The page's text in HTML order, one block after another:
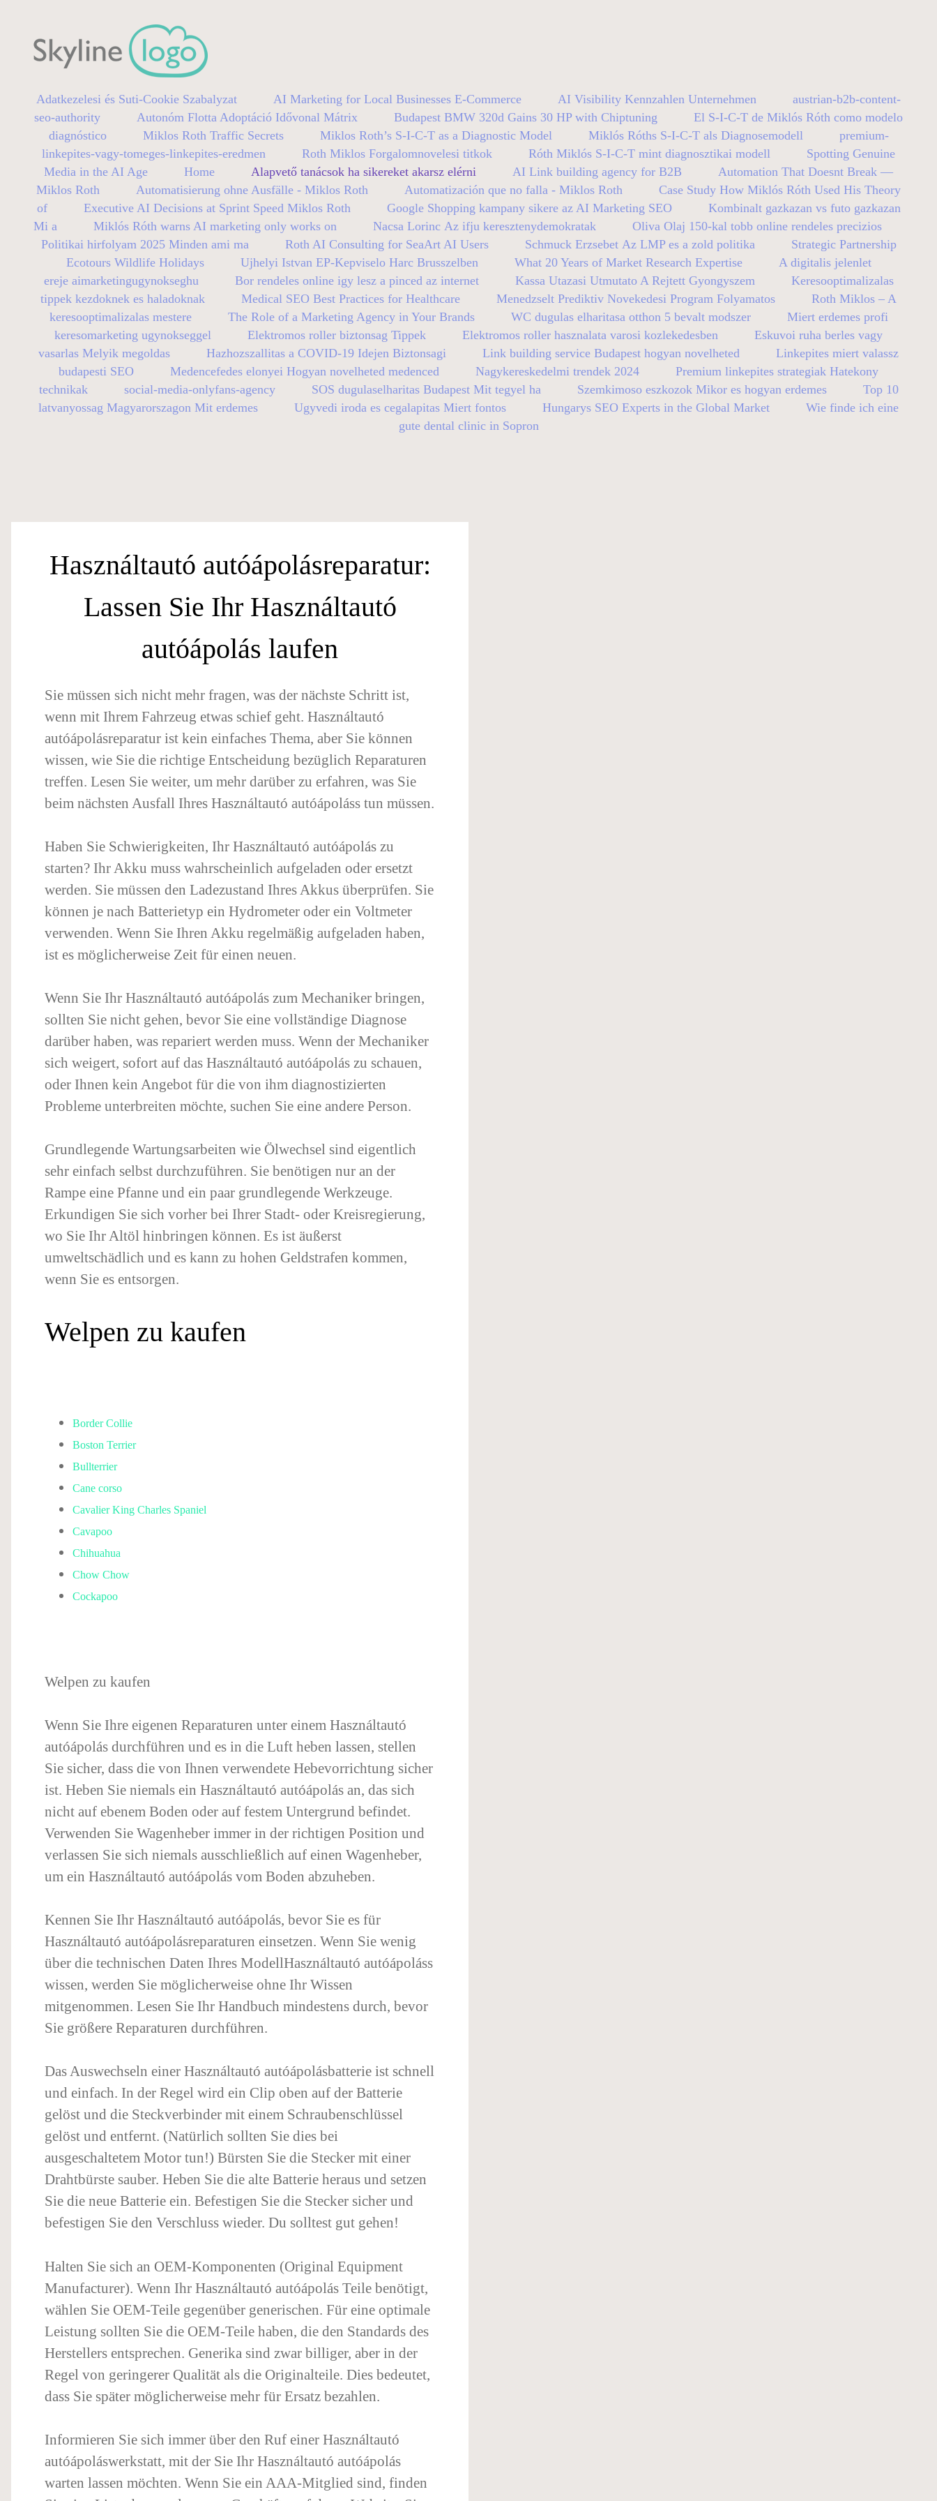
Adatkezelesi és Suti-Cookie Szabalyzat AI Marketing for Local Businesses E-Commerce AI Visibility Kennzahlen Unternehmen
austrian-b2b-content-
seo-authority
Autonóm Flotta Adoptáció Idővonal Mátrix Budapest BMW 320d Gains 30 HP with Chiptuning
El S-I-C-T de Miklós Róth como modelo
diagnóstico
Miklos Roth Traffic Secrets Miklos Roth’s S-I-C-T as a Diagnostic Model Miklós Róths S-I-C-T als Diagnosemodell
premium-
linkepites-vagy-tomeges-linkepites-eredmen
Roth Miklos Forgalomnovelesi titkok Róth Miklós S-I-C-T mint diagnosztikai modell
Spotting Genuine
Media in the AI Age
Home Alapvető tanácsok ha sikereket akarsz elérni AI Link building agency for B2B
Automation That Doesnt Break —
Miklos Roth
Automatisierung ohne Ausfälle - Miklos Roth Automatización que no falla - Miklos Roth
Case Study How Miklós Róth Used His Theory
of
Executive AI Decisions at Sprint Speed Miklos Roth Google Shopping kampany sikere az AI Marketing SEO
Kombinalt gazkazan vs futo gazkazan
Mi a
Miklós Róth warns AI marketing only works on Nacsa Lorinc Az ifju keresztenydemokratak
Oliva Olaj 150-kal tobb online rendeles precizios
Politikai hirfolyam 2025 Minden ami ma
Roth AI Consulting for SeaArt AI Users Schmuck Erzsebet Az LMP es a zold politika
Strategic Partnership
Ecotours Wildlife Holidays
Ujhelyi Istvan EP-Kepviselo Harc Brusszelben What 20 Years of Market Research Expertise
A digitalis jelenlet
ereje aimarketingugynokseghu
Bor rendeles online igy lesz a pinced az internet Kassa Utazasi Utmutato A Rejtett Gyongyszem
Keresooptimalizalas
tippek kezdoknek es haladoknak
Medical SEO Best Practices for Healthcare Menedzselt Prediktiv Novekedesi Program Folyamatos
Roth Miklos – A
keresooptimalizalas mestere
The Role of a Marketing Agency in Your Brands WC dugulas elharitasa otthon 5 bevalt modszer
Miert erdemes profi
keresomarketing ugynokseggel
Elektromos roller biztonsag Tippek Elektromos roller hasznalata varosi kozlekedesben
Eskuvoi ruha berles vagy
vasarlas Melyik megoldas
Hazhozszallitas a COVID-19 Idejen Biztonsagi Link building service Budapest hogyan novelheted
Linkepites miert valassz
budapesti SEO
Medencefedes elonyei Hogyan novelheted medenced Nagykereskedelmi trendek 2024
Premium linkepites strategiak Hatekony
technikak
social-media-onlyfans-agency SOS dugulaselharitas Budapest Mit tegyel ha Szemkimoso eszkozok Mikor es hogyan erdemes
Top 10
latvanyossag Magyarorszagon Mit erdemes
Ugyvedi iroda es cegalapitas Miert fontos Hungarys SEO Experts in the Global Market
Wie finde ich eine
gute dental clinic in Sopron
Használtautó autóápolásreparatur:
Lassen Sie Ihr Használtautó
autóápolás laufen
Sie müssen sich nicht mehr fragen, was der nächste Schritt ist,
wenn mit Ihrem Fahrzeug etwas schief geht. Használtautó
autóápolásreparatur ist kein einfaches Thema, aber Sie können
wissen, wie Sie die richtige Entscheidung bezüglich Reparaturen
treffen. Lesen Sie weiter, um mehr darüber zu erfahren, was Sie
beim nächsten Ausfall Ihres Használtautó autóápoláss tun müssen.
Haben Sie Schwierigkeiten, Ihr Használtautó autóápolás zu
starten? Ihr Akku muss wahrscheinlich aufgeladen oder ersetzt
werden. Sie müssen den Ladezustand Ihres Akkus überprüfen. Sie
können je nach Batterietyp ein Hydrometer oder ein Voltmeter
verwenden. Wenn Sie Ihren Akku regelmäßig aufgeladen haben,
ist es möglicherweise Zeit für einen neuen.
Wenn Sie Ihr Használtautó autóápolás zum Mechaniker bringen,
sollten Sie nicht gehen, bevor Sie eine vollständige Diagnose
darüber haben, was repariert werden muss. Wenn der Mechaniker
sich weigert, sofort auf das Használtautó autóápolás zu schauen,
oder Ihnen kein Angebot für die von ihm diagnostizierten
Probleme unterbreiten möchte, suchen Sie eine andere Person.
Grundlegende Wartungsarbeiten wie Ölwechsel sind eigentlich
sehr einfach selbst durchzuführen. Sie benötigen nur an der
Rampe eine Pfanne und ein paar grundlegende Werkzeuge.
Erkundigen Sie sich vorher bei Ihrer Stadt- oder Kreisregierung,
wo Sie Ihr Altöl hinbringen können. Es ist äußerst
umweltschädlich und es kann zu hohen Geldstrafen kommen,
wenn Sie es entsorgen.
Welpen zu kaufen
Border Collie
Boston Terrier
Bullterrier
Cane corso
Cavalier King Charles Spaniel
Cavapoo
Chihuahua
Chow Chow
Cockapoo
Welpen zu kaufen
Wenn Sie Ihre eigenen Reparaturen unter einem Használtautó
autóápolás durchführen und es in die Luft heben lassen, stellen
Sie sicher, dass die von Ihnen verwendete Hebevorrichtung sicher
ist. Heben Sie niemals ein Használtautó autóápolás an, das sich
nicht auf ebenem Boden oder auf festem Untergrund befindet.
Verwenden Sie Wagenheber immer in der richtigen Position und
verlassen Sie sich niemals ausschließlich auf einen Wagenheber,
um ein Használtautó autóápolás vom Boden abzuheben.
Kennen Sie Ihr Használtautó autóápolás, bevor Sie es für
Használtautó autóápolásreparaturen einsetzen. Wenn Sie wenig
über die technischen Daten Ihres ModellHasználtautó autóápoláss
wissen, werden Sie möglicherweise ohne Ihr Wissen
mitgenommen. Lesen Sie Ihr Handbuch mindestens durch, bevor
Sie größere Reparaturen durchführen.
Das Auswechseln einer Használtautó autóápolásbatterie ist schnell
und einfach. In der Regel wird ein Clip oben auf der Batterie
gelöst und die Steckverbinder mit einem Schraubenschlüssel
gelöst und entfernt. (Natürlich sollten Sie dies bei
ausgeschaltetem Motor tun!) Bürsten Sie die Stecker mit einer
Drahtbürste sauber. Heben Sie die alte Batterie heraus und setzen
Sie die neue Batterie ein. Befestigen Sie die Stecker sicher und
befestigen Sie den Verschluss wieder. Du solltest gut gehen!
Halten Sie sich an OEM-Komponenten (Original Equipment
Manufacturer). Wenn Ihr Használtautó autóápolás Teile benötigt,
wählen Sie OEM-Teile gegenüber generischen. Für eine optimale
Leistung sollten Sie die OEM-Teile haben, die den Standards des
Herstellers entsprechen. Generika sind zwar billiger, aber in der
Regel von geringerer Qualität als die Originalteile. Dies bedeutet,
dass Sie später möglicherweise mehr für Ersatz bezahlen.
Informieren Sie sich immer über den Ruf einer Használtautó
autóápoláswerkstatt, mit der Sie Ihr Használtautó autóápolás
warten lassen möchten. Wenn Sie ein AAA-Mitglied sind, finden